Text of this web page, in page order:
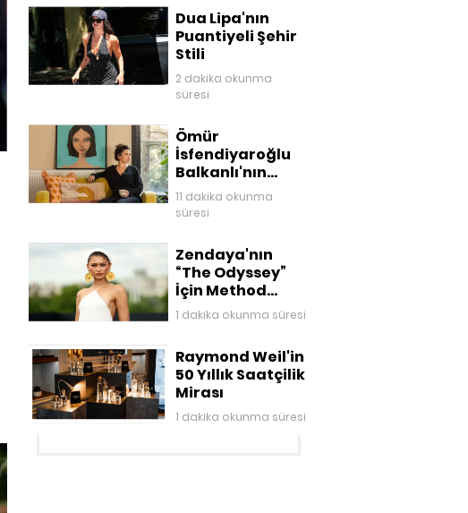
Dua Lipa'nın
Puantiyeli Şehir
Stili
2 dakika okunma
süresi
Ömür
İsfendiyaroğlu
Balkanlı'nın
Kaleminden Eve
Dönüş
11 dakika okunma
süresi
Zendaya'nın
“The Odyssey”
İçin Method
Dressing ile
Gardırop
1 dakika okunma süresi
Raymond Weil'in
50 Yıllık Saatçilik
Mirası
1 dakika okunma süresi